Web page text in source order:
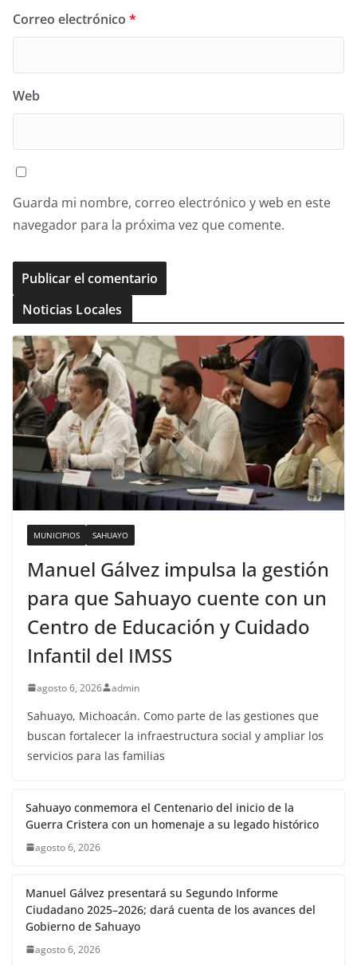
Correo electrónico *
Web
Guarda mi nombre, correo electrónico y web en este
navegador para la próxima vez que comente.
Noticias Locales
MUNICIPIOS SAHUAYO
Manuel Gálvez impulsa la gestión
para que Sahuayo cuente con un
Centro de Educación y Cuidado
Infantil del IMSS
agosto 6, 2026 admin
Sahuayo, Michoacán. Como parte de las gestiones que
buscan fortalecer la infraestructura social y ampliar los
servicios para las familias
Sahuayo conmemora el Centenario del inicio de la
Guerra Cristera con un homenaje a su legado histórico
agosto 6, 2026
Manuel Gálvez presentará su Segundo Informe
Ciudadano 2025–2026; dará cuenta de los avances del
Gobierno de Sahuayo
agosto 6, 2026